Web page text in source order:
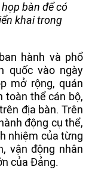
bàn để có
khai trong
hành và phổ
quốc vào ngày
mở rộng, quán
toàn thể cán bộ,
địa bàn. Trên
động cụ thể,
nhiệm của từng
vận động nhân
của Đảng.